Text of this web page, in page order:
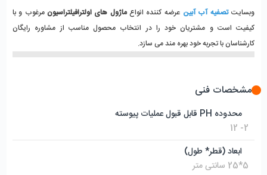
وبسایت تصفیه آب آبین عرضه کننده انواع ماژول های اولترافیلتراسیون
کارشناسان با تجربه خود بهره مند می سازد.
مشخصات فنی
محدوده PH قابل قبول عملیات پیوسته
2- 12
ابعاد (قطر* طول)
5*25 سانتی متر